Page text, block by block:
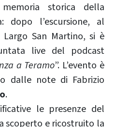
storica della
dopo l’escursione, al
San Martino, si è
live del podcast
a Teramo”. L’evento è
dalle note di Fabrizio
.
le presenze del
scoperto e ricostruito la